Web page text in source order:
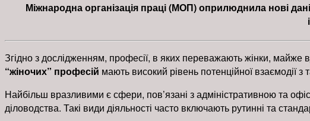
Міжнародна організація праці (МОП) оприлюднила нові
Згідно з дослідженням, професії, в яких переважають жінки, майже
“жіночих” професій мають високий рівень потенційної взаємодії
Найбільш вразливими є сфери, пов’язані з адміністративною та
діловодства. Такі види діяльності часто включають рутинні та